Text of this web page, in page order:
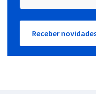
Receber